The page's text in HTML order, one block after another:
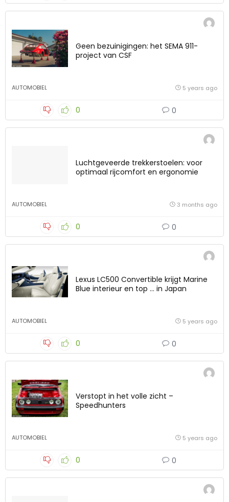
Geen bezuinigingen: het SEMA 911-
project van CSF
AUTOMOBIEL 5 years ago
0 0
Luchtgeveerde trekkerstoelen: voor
optimaal rijcomfort en ergonomie
AUTOMOBIEL 3 months ago
0 0
Lexus LC500 Convertible krijgt Marine
Blue interieur en top … in Japan
AUTOMOBIEL 5 years ago
0 0
Verstopt in het volle zicht –
Speedhunters
AUTOMOBIEL 5 years ago
0 0